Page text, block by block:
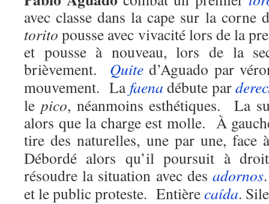
avec classe dans la cape sur la
torito pousse avec vivacité lors de la
et pousse à nouveau, lors de la
brièvement. Quited’Aguado par
mouvement. La faena débute par
le pico, néanmoins esthétiques. La
alors que la charge est molle. À
tire des naturelles, une par une, face
Débordé alors qu’il poursuit à
résoudre la situation avec des adornos
et le public proteste. Entièrecaída.